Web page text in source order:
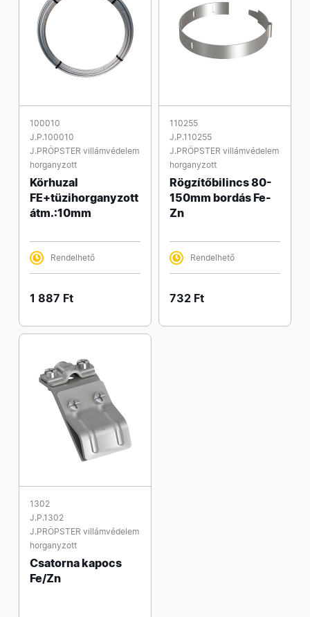
100010
J.P.100010
J.PRÖPSTER villámvédelem
horganyzott
Körhuzal
FE+tüzihorganyzott
átm.:10mm
Rendelhető
1 887 Ft
110255
J.P.110255
J.PRÖPSTER villámvédelem
horganyzott
Rögzítőbilincs 80-
150mm bordás Fe-
Zn
Rendelhető
732 Ft
1302
J.P.1302
J.PRÖPSTER villámvédelem
horganyzott
Csatorna kapocs
Fe/Zn